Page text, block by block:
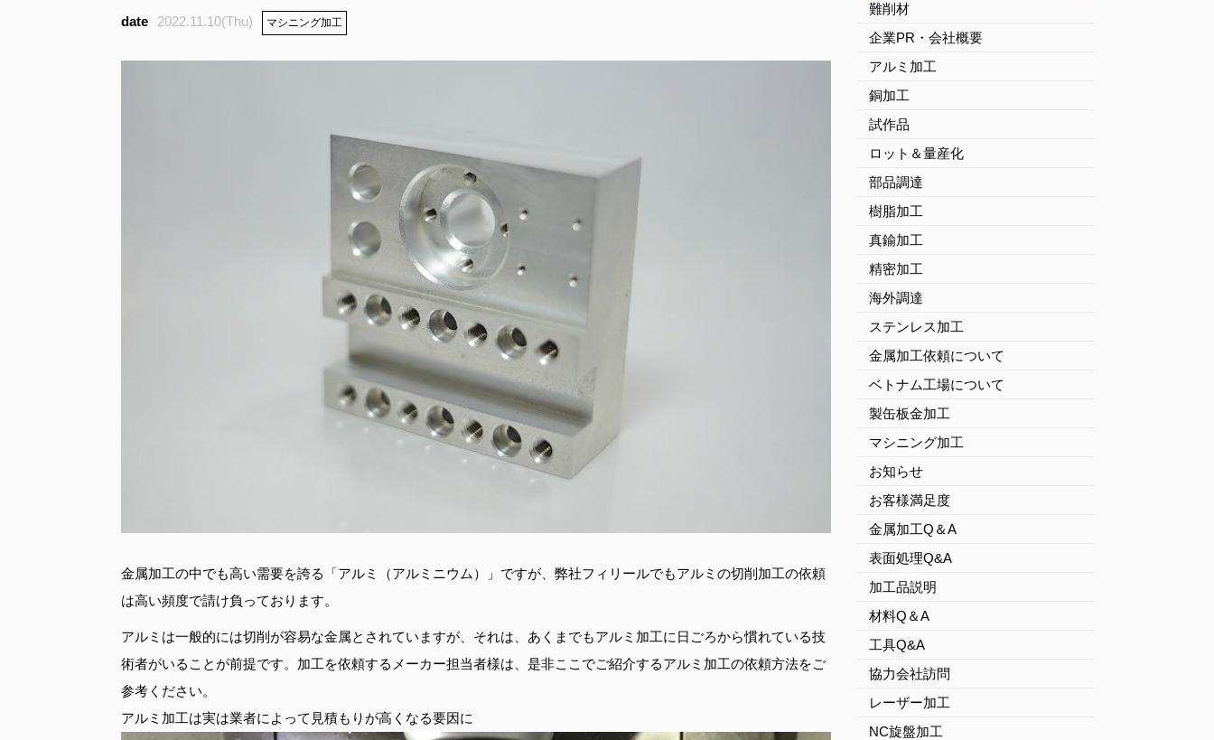
2022.11.10(Thu) マシニング加工
金属加工の中でも高い需要を誇る「アルミ（アルミニウム）」ですが、弊社フィリールでもアルミの切削加工の依頼
は高い頻度で請け負っております。
アルミは一般的には切削が容易な金属とされていますが、それは、あくまでもアルミ加工に日ごろから慣れている技
術者がいることが前提です。加工を依頼するメーカー担当者様は、是非ここでご紹介するアルミ加工の依頼方法をご
参考ください。
アルミ加工は実は業者によって見積もりが高くなる要因に
難削材
企業PR・会社概要
アルミ加工
銅加工
試作品
ロット＆量産化
部品調達
樹脂加工
真鍮加工
精密加工
海外調達
ステンレス加工
金属加工依頼について
ベトナム工場について
製缶板金加工
マシニング加工
お知らせ
お客様満足度
金属加工Q＆A
表面処理Q&A
加工品説明
材料Q＆A
工具Q&A
協力会社訪問
レーザー加工
NC旋盤加工